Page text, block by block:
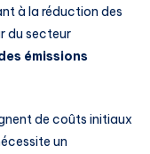
à la réduction des
du secteur
émissions
de coûts initiaux
un